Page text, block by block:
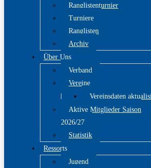
Ranglistenturnier
Turniere
Ranglisten
Archiv
Über Uns
Verband
Vereine
Vereinsdaten
Aktive Mitglieder Saison
2026/27
Statistik
Ressorts
Jugend